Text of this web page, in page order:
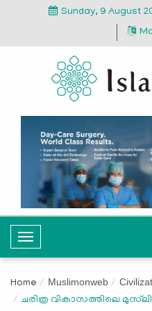
Sunday, 9 August
T
o
g
l
Home Muslimonweb
ചരിത്ര വികാസത്തിലെ